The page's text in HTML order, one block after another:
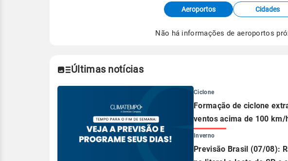
de Tempo e Estudos Climáticos (CPTEC).
Aeroportos Cidades
Não há informações de aeroportos
Últimas notícias
Ciclone
Formação de ciclone
ventos acima de 100 km/
Inverno
Previsão Brasil (07/08):